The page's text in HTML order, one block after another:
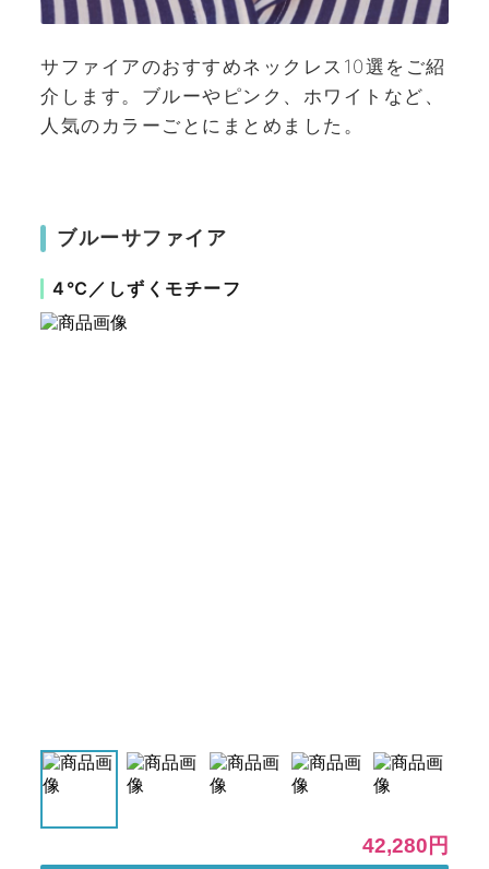
サファイアのおすすめネックレス10選をご紹
介します。ブルーやピンク、ホワイトなど、
人気のカラーごとにまとめました。
ブルーサファイア
4℃／しずくモチーフ